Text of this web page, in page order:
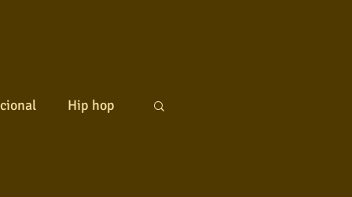
Hip hop